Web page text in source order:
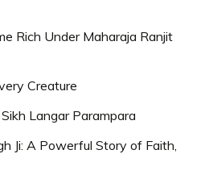
Rich Under Maharaja Ranjit
Creature
Langar Parampara
Ji: A Powerful Story of Faith,